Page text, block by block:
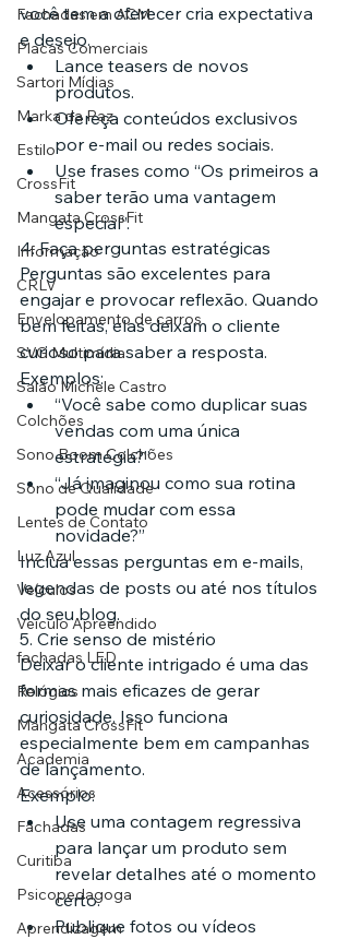
Fachadas em ACM
Placas Comerciais
Sartori Mídias
Marka da Paz
Estilo
CrossFit
Mangata CrossFit
Informação
CRLV
Envelopamento de carros
SVG Multimídia
Salão Michele Castro
Colchões
Sono Boom Colchões
Sono de Qualidade
Lentes de Contato
Luz Azul
Veículos
Veículo Apreendido
fachadas LED
Relógios
Mangata CrossFit
Academia
Acessórios
Fachadas
Curitiba
Psicopedagoga
Aprendizagem
você tem a oferecer cria expectativa
e desejo.
Lance teasers de novos
produtos.
Ofereça conteúdos exclusivos
por e-mail ou redes sociais.
Use frases como “Os primeiros a
saber terão uma vantagem
especial”.
4. Faça perguntas estratégicas
Perguntas são excelentes para
engajar e provocar reflexão. Quando
bem feitas, elas deixam o cliente
curioso para saber a resposta.
Exemplos:
“Você sabe como duplicar suas
vendas com uma única
estratégia?”
“Já imaginou como sua rotina
pode mudar com essa
novidade?”
Inclua essas perguntas em e-mails,
legendas de posts ou até nos títulos
do seu blog.
5. Crie senso de mistério
Deixar o cliente intrigado é uma das
formas mais eficazes de gerar
curiosidade. Isso funciona
especialmente bem em campanhas
de lançamento.
Exemplo:
Use uma contagem regressiva
para lançar um produto sem
revelar detalhes até o momento
certo.
Publique fotos ou vídeos